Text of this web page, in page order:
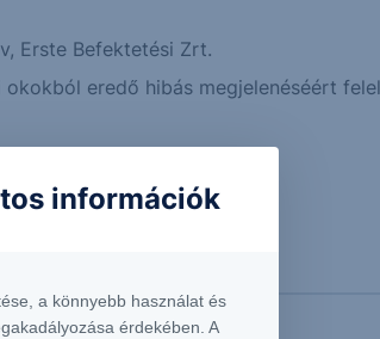
Erste Befektetési Zrt.
eredő hibás megjelenéséért
hírekinformációk
a könnyebb használat és
érdekében. A